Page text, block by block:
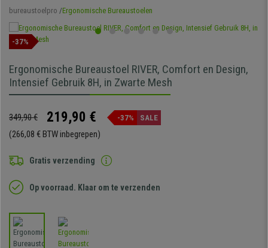
bureaustoelpro Ergonomische Bureaustoelen
-37%
Ergonomische Bureaustoel RIVER, Comfort en Design,
Intensief Gebruik 8H, in Zwarte Mesh
349,90 € 219,90 € -37% SALE
(266,08 € BTW inbegrepen)
Gratis verzending
Op voorraad. Klaar om te verzenden